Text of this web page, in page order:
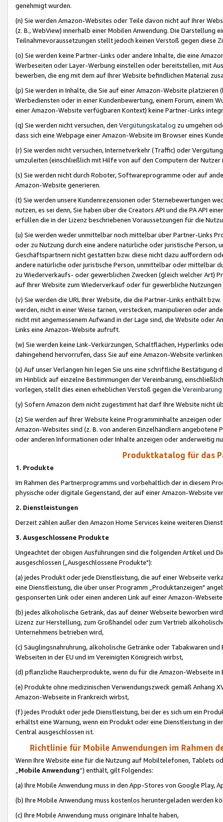
genehmigt wurden.
(n) Sie werden Amazon-Websites oder Teile davon nicht auf Ihrer
(z. B., WebView) innerhalb einer Mobilen Anwendung. Die Darstellung
Teilnahmevoraussetzungen stellt jedoch keinen Verstoß gegen diese
(o) Sie werden keine Partner-Links oder andere Inhalte, die eine
Werbeseiten oder Layer-Werbung einstellen oder bereitstellen, mit
bewerben, die eng mit dem auf Ihrer Website befindlichen Material
(p) Sie werden in Inhalte, die Sie auf einer Amazon-Website
Werbediensten oder in einer Kundenbewertung, einem Forum, einem
einer Amazon-Website verfügbaren Kontext) keine Partner-Links
(q) Sie werden nicht versuchen, den Vergütungskatalog zu umgehen
dass sich eine Webpage einer Amazon-Website im Browser eines
(r) Sie werden nicht versuchen, Internetverkehr (Traffic) oder
umzuleiten (einschließlich mit Hilfe von auf den Computern der
(s) Sie werden nicht durch Roboter, Softwareprogramme oder auf
Amazon-Website generieren.
(t) Sie werden unsere Kundenrezensionen oder Sternebewertungen
nutzen, es sei denn, Sie haben über die Creators API und die PA API
erfüllen die in der Lizenz beschriebenen Voraussetzungen für die
(u) Sie werden weder unmittelbar noch mittelbar über Partner-Links
oder zu Nutzung durch eine andere natürliche oder juristische
Geschäftspartnern nicht gestatten bzw. diese nicht dazu auffordern
andere natürliche oder juristische Person, unmittelbar oder mittelbar
zu Wiederverkaufs- oder gewerblichen Zwecken (gleich welcher Art)
auf Ihrer Website zum Wiederverkauf oder für gewerbliche
(v) Sie werden die URL Ihrer Website, die die Partner-Links enthält
werden, nicht in einer Weise tarnen, verstecken, manipulieren oder
nicht mit angemessenem Aufwand in der Lage sind, die Website oder
Links eine Amazon-Website aufruft.
(w) Sie werden keine Link-Verkürzungen, Schaltflächen, Hyperlinks
dahingehend hervorrufen, dass Sie auf eine Amazon-Website
(x) Auf unser Verlangen hin legen Sie uns eine schriftliche
im Hinblick auf einzelne Bestimmungen der Vereinbarung,
vorlegen, stellt dies einen erheblichen Verstoß gegen die Vereinbarung
(y) Sofern Amazon dem nicht zugestimmt hat darf Ihre Website nicht
(z) Sie werden auf Ihrer Website keine Programminhalte anzeigen
Amazon-Websites sind (z. B. von anderen Einzelhändlern
oder anderen Informationen oder Inhalte anzeigen oder anderweitig
Produktkatalog für das
1. Produkte
Im Rahmen des Partnerprogramms und vorbehaltlich der in diesem
physische oder digitale Gegenstand, der auf einer Amazon-Website
2. Dienstleistungen
Derzeit zählen außer den Amazon Home Services keine weiteren
3. Ausgeschlossene Produkte
Ungeachtet der obigen Ausführungen sind die folgenden Artikel und
ausgeschlossen („Ausgeschlossene Produkte"):
(a) jedes Produkt oder jede Dienstleistung, die auf einer Webseite
eine Dienstleistung, die über unser Programm „Produktanzeigen"
gesponserten Link oder einen anderen Link auf einer Amazon-
(b) jedes alkoholische Getränk, das auf deiner Webseite beworben
Lizenz zur Herstellung, zum Großhandel oder zum Vertrieb
Unternehmens betrieben wird,
(c) Säuglingsnahruhrung, alkoholische Getränke oder Tabakwaren
Webseiten in der EU und im Vereinigten Königreich wirbst,
(d) pflanzliche Raucherprodukte, wenn du für die Amazon-Webseite in
(e) Produkte ohne medizinischen Verwendungszweck gemäß Anhang
Amazon-Webseite in Frankreich wirbst,
(f) jedes Produkt oder jede Dienstleistung, bei der es sich um ein
erhältst eine Warnung, wenn ein Produkt oder eine Dienstleistung in
Central ausgeschlossen ist.
Richtlinie für Mobile Anwendungen im Rahmen
Wenn Ihre Website eine für die Nutzung auf Mobiltelefonen, Tablets
„Mobile Anwendung“) enthält, gilt Folgendes:
(a) Ihre Mobile Anwendung muss in den App-Stores von Google Play,
(b) Ihre Mobile Anwendung muss kostenlos heruntergeladen werden
(c) Ihre Mobile Anwendung muss originäre Inhalte haben,